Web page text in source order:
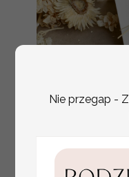
złote winietki na
winietki z naturalnym
Nie przegap -